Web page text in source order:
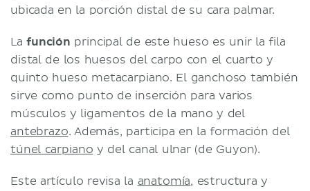
ubicada en la porción distal de su cara palmar.
Lafunción principal de este hueso es unir la fila
distal de los huesos del carpo con el cuarto y
quinto hueso metacarpiano. El ganchoso también
sirve como punto de inserción para varios
músculos y ligamentos de la mano y del
antebrazo. Además, participa en la formación del
túnel carpiano y del canal ulnar (de Guyon).
Este artículo revisa la anatomía, estructura y